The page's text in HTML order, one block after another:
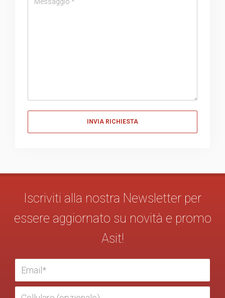
Iscriviti alla nostra Newsletter per
essere aggiornato su novità e promo
Asit!